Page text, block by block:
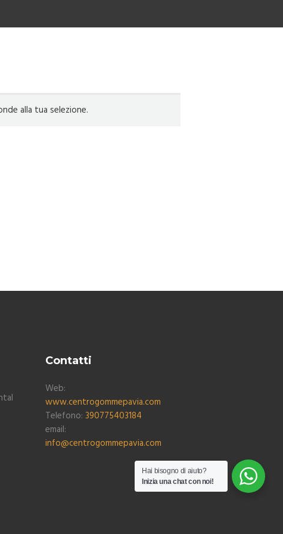
alla tua selezione.
Contatti
Web:
www.centrogommepavia.com
Telefono: 390775403184
email:
info@centrogommepavia.com
Hai bisogno di aiuto?
Inizia una chat con noi!